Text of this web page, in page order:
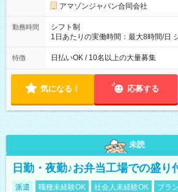
です。
アマゾンジャパン合同会社
勤務時間
シフト制
1日あたりの実働時間：最大8時間/日
12時～21時
特徴 日払いOK / 10名以上の大量募集
気になる！ 応募する
未読
日勤・夜勤♪お弁当工場での盛り
派遣 職種未経験OK 社会人未経験OK
ブラ